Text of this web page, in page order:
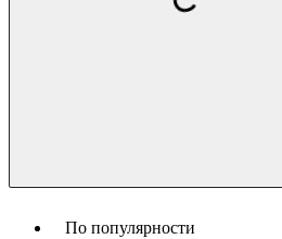
По популярности